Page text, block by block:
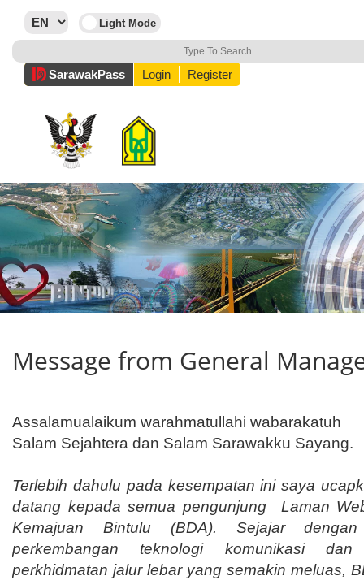
SarawakPass Login Register
Message from General
Assalamualaikum warahmatullahi wabarakatuh
Salam Sejahtera dan Salam Sarawakku Sayang.
Terlebih dahulu pada kesempatan ini saya
datang kepada semua pengunjung Laman
Kemajuan Bintulu (BDA). Sejajar
perkembangan teknologi komunikasi dan
perkhidmatan jalur lebar yang semakin meluas,